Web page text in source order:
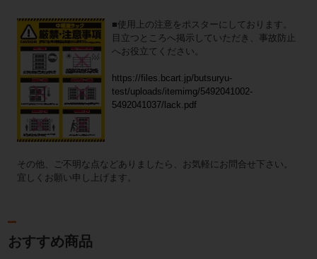
■使用上の注意をポスターにしております。
目立つところへ掲示していただき、事故防止
へお役立てください。
https://files.bcart.jp/butsuryu-
test/uploads/itemimg/5492041002-
5492041037/lack.pdf
その他、ご不明な点などありましたら、お気軽にお問合せ下さい。
宜しくお願い申し上げます。
おすすめ商品